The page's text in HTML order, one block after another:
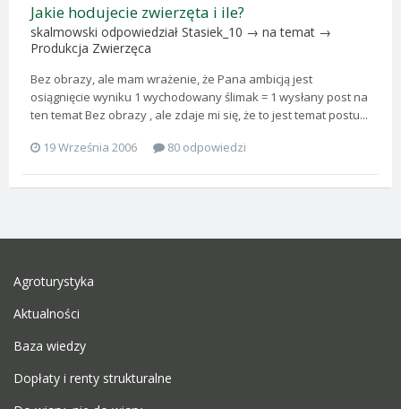
Jakie hodujecie zwierzęta i ile?
skalmowski odpowiedział Stasiek_10 → na temat →
Produkcja Zwierzęca
Bez obrazy, ale mam wrażenie, że Pana ambicją jest
osiągnięcie wyniku 1 wychodowany ślimak = 1 wysłany post na
ten temat Bez obrazy , ale zdaje mi się, że to jest temat postu...
19 Września 2006
80 odpowiedzi
Agroturystyka
Aktualności
Baza wiedzy
Dopłaty i renty strukturalne